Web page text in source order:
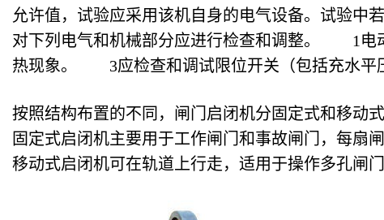
允许值，试验应采用该机自身的电气设备。试验
对下列电气和机械部分应进行检查和调整。 1电
热现象。 3应检查和调试限位开关（包括充水平
按照结构布置的不同，闸门启闭机分固定式和移动式
固定式启闭机主要用于工作闸门和事故闸门，每扇
移动式启闭机可在轨道上行走，适用于操作多孔闸